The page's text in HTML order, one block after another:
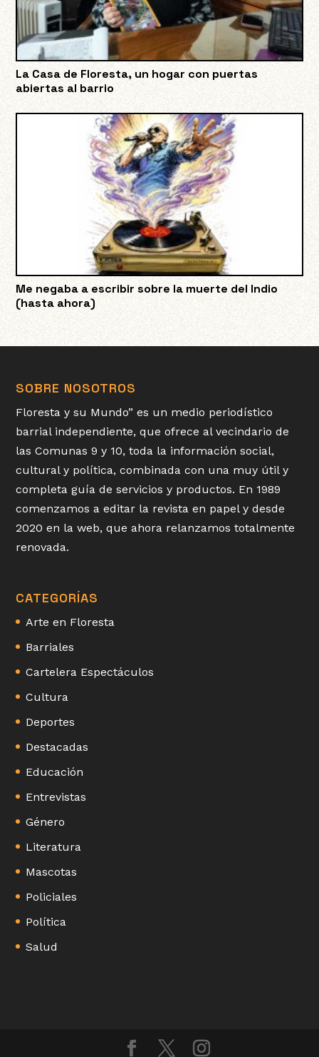
La Casa de Floresta, un hogar con puertas
abiertas al barrio
Me negaba a escribir sobre la muerte del Indio
(hasta ahora)
SOBRE NOSOTROS
Floresta y su Mundo” es un medio periodístico
barrial independiente, que ofrece al vecindario de
las Comunas 9 y 10, toda la información social,
cultural y política, combinada con una muy útil y
completa guía de servicios y productos. En 1989
comenzamos a editar la revista en papel y desde
2020 en la web, que ahora relanzamos totalmente
renovada.
CATEGORÍAS
Arte en Floresta
Barriales
Cartelera Espectáculos
Cultura
Deportes
Destacadas
Educación
Entrevistas
Género
Literatura
Mascotas
Policiales
Política
Salud